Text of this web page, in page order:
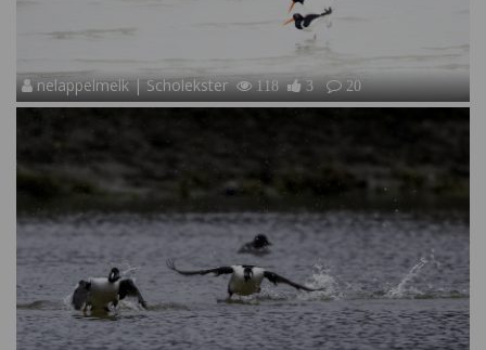
nelappelmelk | Scholekster 118 3 20